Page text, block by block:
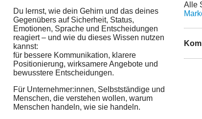
Du lernst, wie dein Gehirn und das deines
Gegenübers auf Sicherheit, Status,
Emotionen, Sprache und Entscheidungen
reagiert – und wie du dieses Wissen nutzen
kannst:
für bessere Kommunikation, klarere
Positionierung, wirksamere Angebote und
bewusstere Entscheidungen.
Für Unternehmer:innen, Selbstständige und
Menschen, die verstehen wollen, warum
Menschen handeln, wie sie handeln.
Alle